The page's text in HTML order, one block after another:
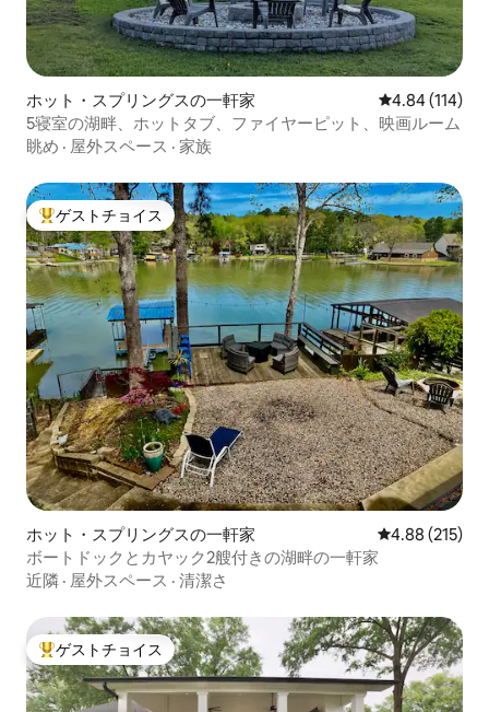
ホット・スプリングスの一軒家 レビュー114
4.84 (114)
5寝室の湖畔、ホットタブ、ファイヤーピット、映画ルーム
眺め · 屋外スペース · 家族
大好評のゲストチョイスです。
ゲストチョイス
ホット・スプリングスの一軒家 レビュー215
4.88 (215)
ボートドックとカヤック2艘付きの湖畔の一軒家
近隣 · 屋外スペース · 清潔さ
大好評のゲストチョイスです。
ゲストチョイス